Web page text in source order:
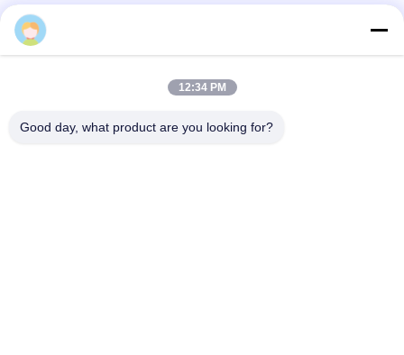
Macchina Di Prova Di Trazione Universale
12:34 PM
Good day, what product are you looking for?